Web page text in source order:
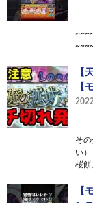
【
【
そ
い
桜
【